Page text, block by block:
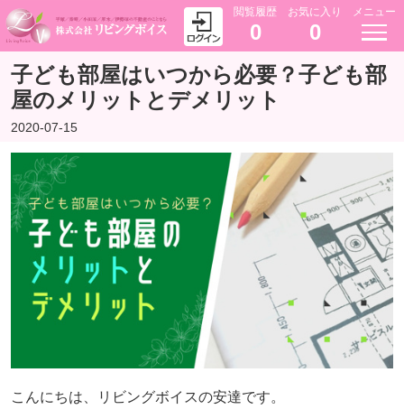
閲覧履歴
0
お気に入り
0
メニュー
子ども部屋はいつから必要？子ども部
屋のメリットとデメリット
2020-07-15
こんにちは、リビングボイスの安達です。